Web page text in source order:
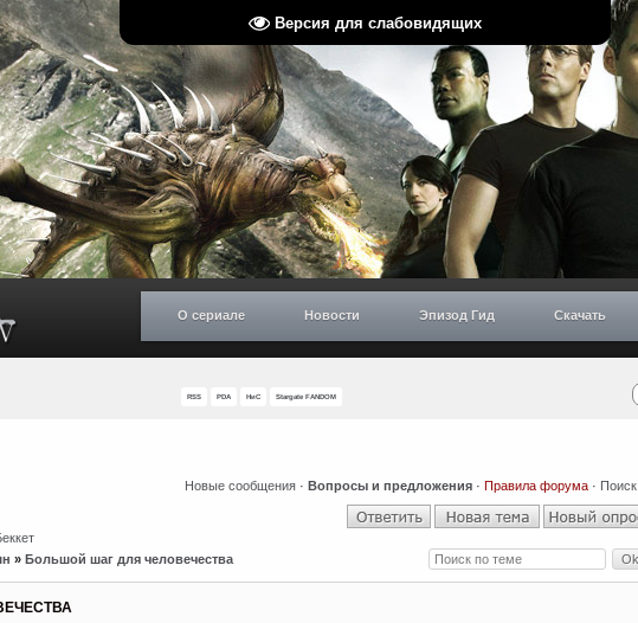
Версия для слабовидящих
О сериале Новости Эпизод Гид Скачать
RSS PDA НиС Stargate FANDOM
Новые сообщения · Вопросы и предложения · Правила форума · Поиск
» Большой шаг для человечества